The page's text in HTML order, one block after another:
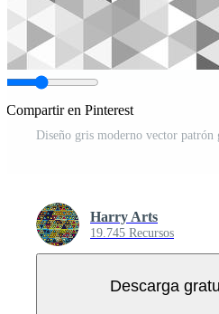
Compartir en Pinterest
Diseño gris moderno vector patrón
Harry Arts
19.745 Recursos
Descarga